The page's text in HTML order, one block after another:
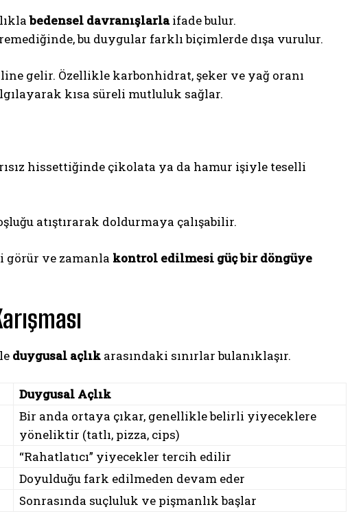
bedensel davranışlarlaifade bulur.
bu duygular farklı biçimlerde dışa vurulur.
gelir. Özellikle karbonhidrat, şeker ve yağ oranı
kısa süreli mutluluk sağlar.
hissettiğinde çikolata ya da hamur işiyle teselli
atıştırarak doldurmaya çalışabilir.
görür ve zamanla kontrol edilmesi güç bir döngüye
duygusal açlık arasındaki sınırlar bulanıklaşır.
Duygusal Açlık
Bir anda ortaya çıkar, genellikle belirli yiyeceklere
yöneliktir (tatlı, pizza, cips)
“Rahatlatıcı” yiyecekler tercih edilir
Doyulduğu fark edilmeden devam eder
Sonrasında suçluluk ve pişmanlık başlar